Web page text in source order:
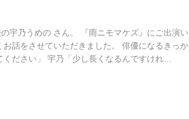
宇乃うめの さん。 『雨ニモマケズ』にご出演い
話をさせていただきました。 俳優になるきっか
ださい」 宇乃「少し長くなるんですけれ
初、看護師として働いていたんですけど、やは